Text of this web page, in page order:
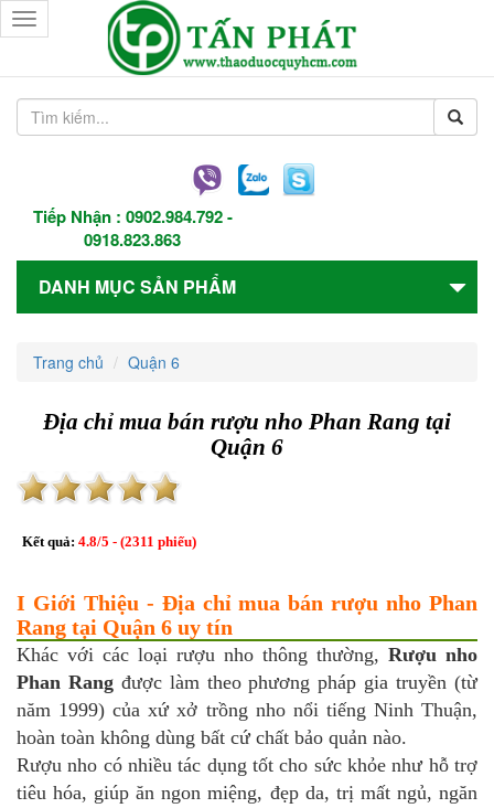
Tiếp Nhận : 0902.984.792-
0918.823.863
Toggle
navigation
DANH MỤC SẢN PHẨM
Trang chủ Quận 6
Địa chỉ mua bán rượu nho Phan Rang tại
Quận 6
Kết quả: 4.8/5 - (2311 phiếu)
I Giới Thiệu - Địa chỉ mua bán rượu nho Phan
Rang tại Quận 6 uy tín
Khác với các loại rượu nho thông thường, Rượu nho
Phan Rangđược làm theo phương pháp gia truyền (từ
năm 1999) của xứ xở trồng nho nổi tiếng Ninh Thuận,
hoàn toàn không dùng bất cứ chất bảo quản nào.
Rượu nho có nhiều tác dụng tốt cho sức khỏe như hỗ trợ
tiêu hóa, giúp ăn ngon miệng, đẹp da, trị mất ngủ, ngăn